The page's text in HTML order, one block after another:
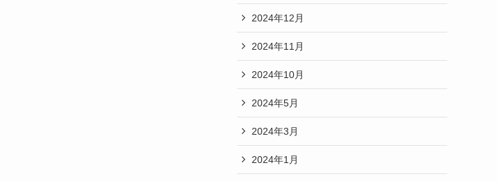
2024年12月
2024年11月
2024年10月
2024年5月
2024年3月
2024年1月